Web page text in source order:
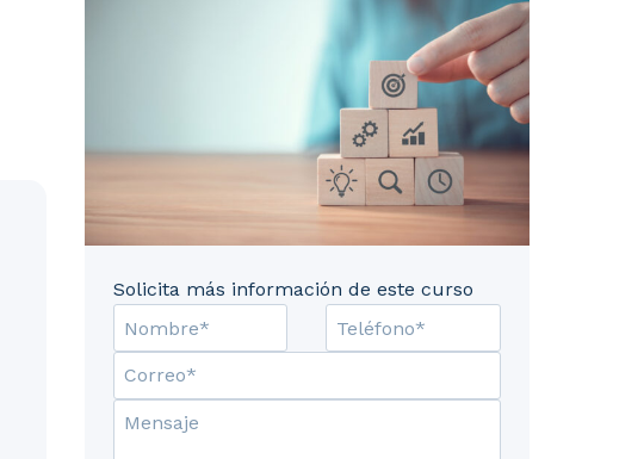
Solicita más información de este curso